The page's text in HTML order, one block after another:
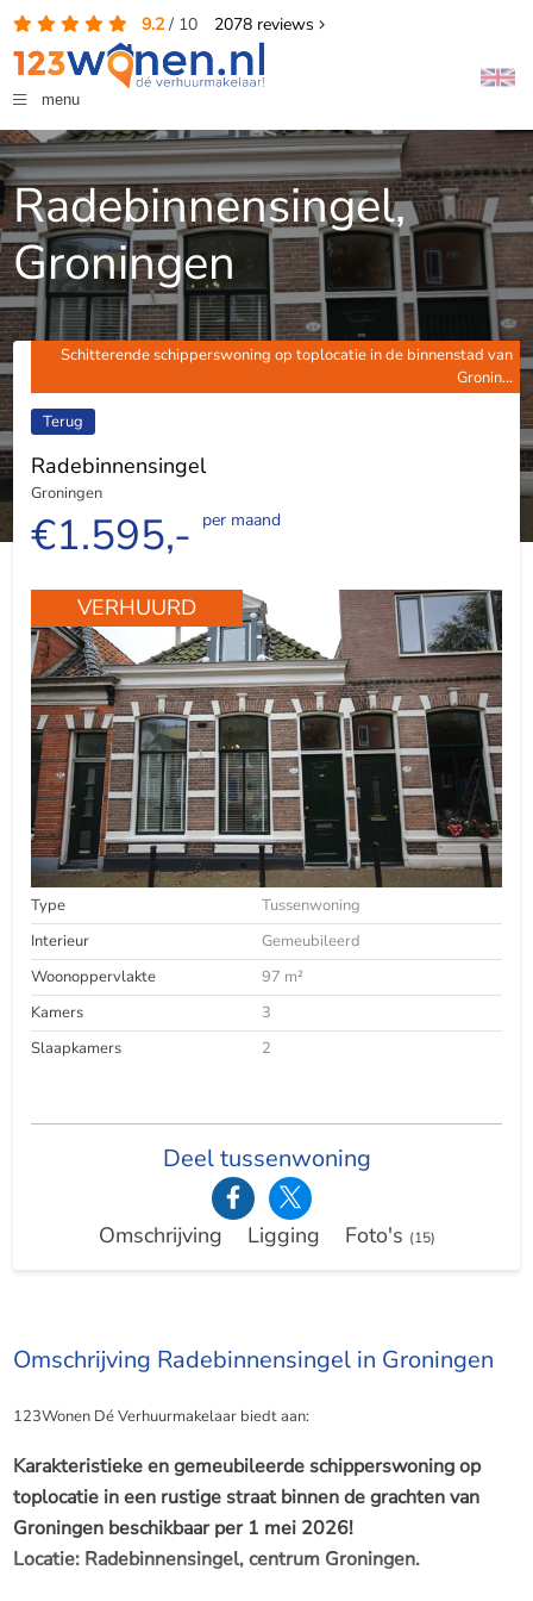
9.2/ 10 2078reviews
menu
Radebinnensingel,
Groningen
Schitterende schipperswoning op toplocatie in de binnenstad van
Gronin...
Terug
Radebinnensingel
Groningen
€1.595,- per maand
VERHUURD
Type
Tussenwoning
Interieur
Gemeubileerd
Woonoppervlakte
97 m²
Kamers
3
Slaapkamers
2
Deel tussenwoning
Omschrijving Ligging Foto's (15)
Omschrijving Radebinnensingel in Groningen
123Wonen Dé Verhuurmakelaar biedt aan:
Karakteristieke en gemeubileerde schipperswoning op
toplocatie in een rustige straat binnen de grachten van
Groningen beschikbaar per 1 mei 2026!
Locatie: Radebinnensingel, centrum Groningen.